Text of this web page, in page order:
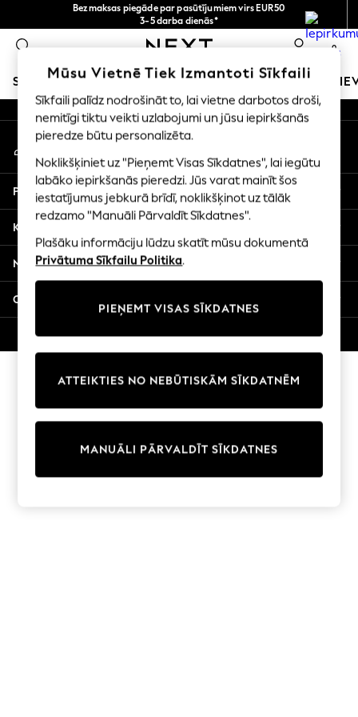
Bezmaksas piegāde par pasūtījumiem virs EUR50
3-5 darba dienās*
Tagad jūs varat
iepirkties latviešu valodā!
0
SKOLAS APĢĒRBS MEITENES ZĒNI MAZULIS
SCHOOLWEAR
All Boys Schoolwear
Shoes
Trousers
Shorts
Shirts
Polo Shirts
Sweatshirts & Jumpers
Multipacks
All Boys Sport & Swimwear
Swimwear
Tops
Joggers
An error occurred on client
Mūsu sociālie tīkli
Mans konts
Pierakstieties savā kontā
Palīdzība
Konfidencialitāte un juridiskā informācija
Nodaļas
Citi pakalpojumi
© 2026 Next Germany GmbH. Visas tiesības aizsargātas.
Mūsu Vietnē Tiek Izmantoti Sīkfaili
Sīkfaili palīdz nodrošināt to, lai vietne darbotos droši,
nemitīgi tiktu veikti uzlabojumi un jūsu iepirkšanās
pieredze būtu personalizēta.
Noklikšķiniet uz "Pieņemt Visas Sīkdatnes", lai iegūtu
labāko iepirkšanās pieredzi. Jūs varat mainīt šos
iestatījumus jebkurā brīdī, noklikšķinot uz tālāk
redzamo "Manuāli Pārvaldīt Sīkdatnes".
Plašāku informāciju lūdzu skatīt mūsu dokumentā
Privātuma Sīkfailu Politika.
PIEŅEMT VISAS SĪKDATNES
MANUĀLI PĀRVALDĪT SĪKDATNES
ATTEIKTIES NO NEBŪTISKĀM SĪKDATNĒM